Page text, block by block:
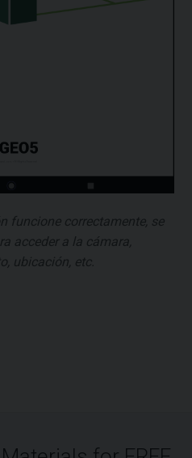
funcione correctamente, se
acceder a la cámara,
ubicación, etc.